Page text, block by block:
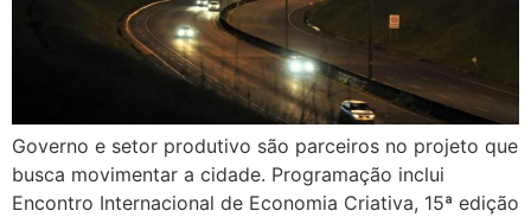
Governo e setor produtivo são parceiros no projeto que
busca movimentar a cidade. Programação inclui
Encontro Internacional de Economia Criativa, 15ª edição